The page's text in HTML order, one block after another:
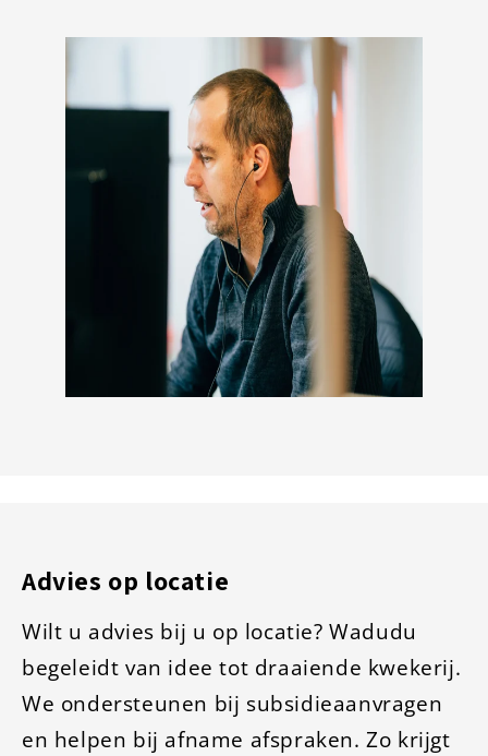
Advies op locatie
Wilt u advies bij u op locatie? Wadudu
begeleidt van idee tot draaiende kwekerij.
We ondersteunen bij subsidieaanvragen
en helpen bij afname afspraken. Zo krijgt